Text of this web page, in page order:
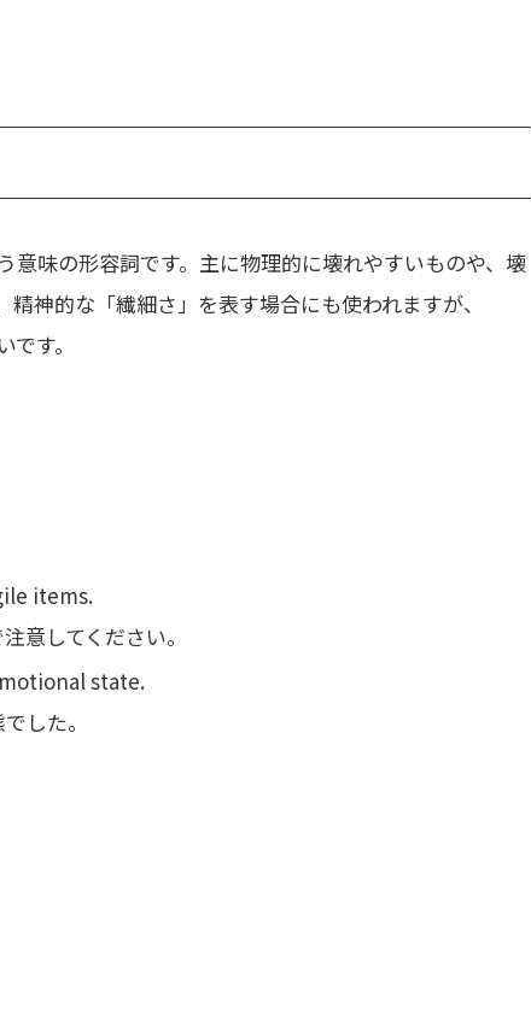
意味の形容詞です。主に物理的に壊れやすいものや、壊
神的な「繊細さ」を表す場合にも使われますが、
す。
items.
意してください。
state.
した。